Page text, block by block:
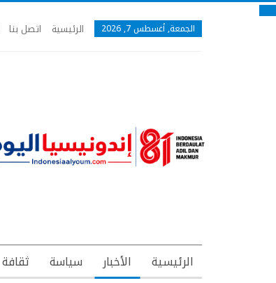
الجمعة, أغسطس 7, 2026 الرئيسية اتصل بنا
الرئيسية الأخبار سياسة ثقافة